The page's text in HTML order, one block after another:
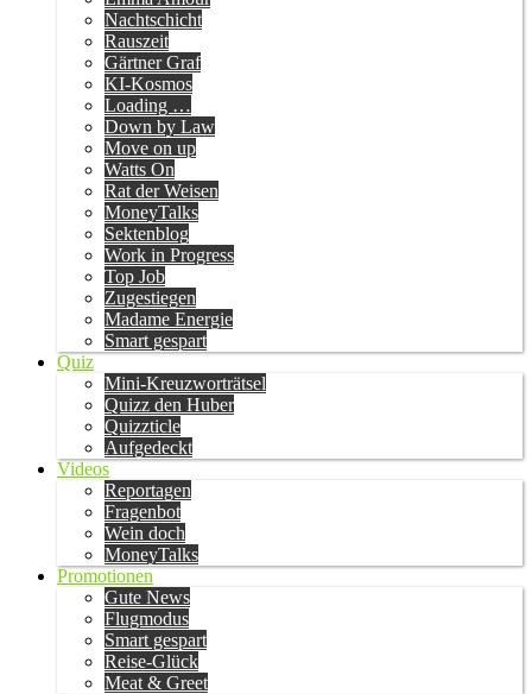
Nachtschicht
Rauszeit
Gärtner Graf
KI-Kosmos
Loading …
Down by Law
Move on up
Watts On
Rat der Weisen
MoneyTalks
Sektenblog
Work in Progress
Top Job
Zugestiegen
Madame Energie
Smart gespart
Quiz
Mini-Kreuzworträtsel
Quizz den Huber
Quizzticle
Aufgedeckt
Videos
Reportagen
Fragenbot
Wein doch
MoneyTalks
Promotionen
Gute News
Flugmodus
Smart gespart
Reise-Glück
Meat & Greet